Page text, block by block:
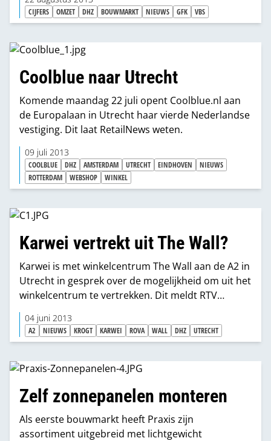
CIJFERS OMZET DHZ BOUWMARKT NIEUWS GFK VBS
Coolblue naar Utrecht
Komende maandag 22 juli opent Coolblue.nl aan
de Europalaan in Utrecht haar vierde Nederlandse
vestiging. Dit laat RetailNews weten.
09 juli 2013
COOLBLUE DHZ AMSTERDAM UTRECHT EINDHOVEN
NIEUWS
ROTTERDAM
WEBSHOP WINKEL
Karwei vertrekt uit The Wall?
Karwei is met winkelcentrum The Wall aan de A2 in
Utrecht in gesprek over de mogelijkheid om uit het
winkelcentrum te vertrekken. Dit meldt RTV
Utrecht.
04 juni 2013
A2 NIEUWS KROGT KARWEI ROVA WALL DHZ UTRECHT
Zelf zonnepanelen monteren
Als eerste bouwmarkt heeft Praxis zijn
assortiment uitgebreid met lichtgewicht